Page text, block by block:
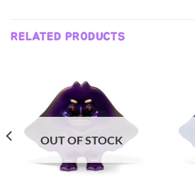
RELATED PRODUCTS
OUT OF STOCK